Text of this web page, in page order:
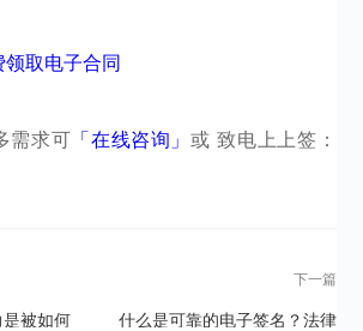
领取电子合同
需求可 「在线咨询」或 致电上上签：
被如何
下一篇
什么是可靠的电子签名？法律